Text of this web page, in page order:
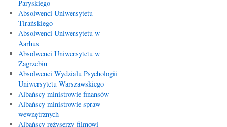
Paryskiego
Absolwenci Uniwersytetu
Tirańskiego
Absolwenci Uniwersytetu w
Aarhus
Absolwenci Uniwersytetu w
Zagrzebiu
Absolwenci Wydziału Psychologii
Uniwersytetu Warszawskiego
Albańscy ministrowie finansów
Albańscy ministrowie spraw
wewnętrznych
Albańscy reżyserzy filmowi